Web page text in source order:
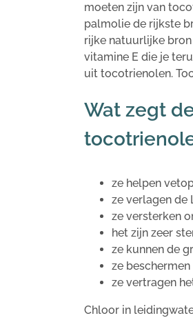
moeten zijn van
palmolie de rijkste
rijke natuurlijke
vitamine E die je
uit tocotrienolen.
Wat zegt
ze helpen
ze verlagen de
ze versterken
het zijn zeer
ze kunnen de
ze
ze vertragen
Chloor in